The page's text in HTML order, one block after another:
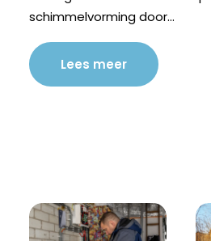
schimmelvorming door…
Lees meer